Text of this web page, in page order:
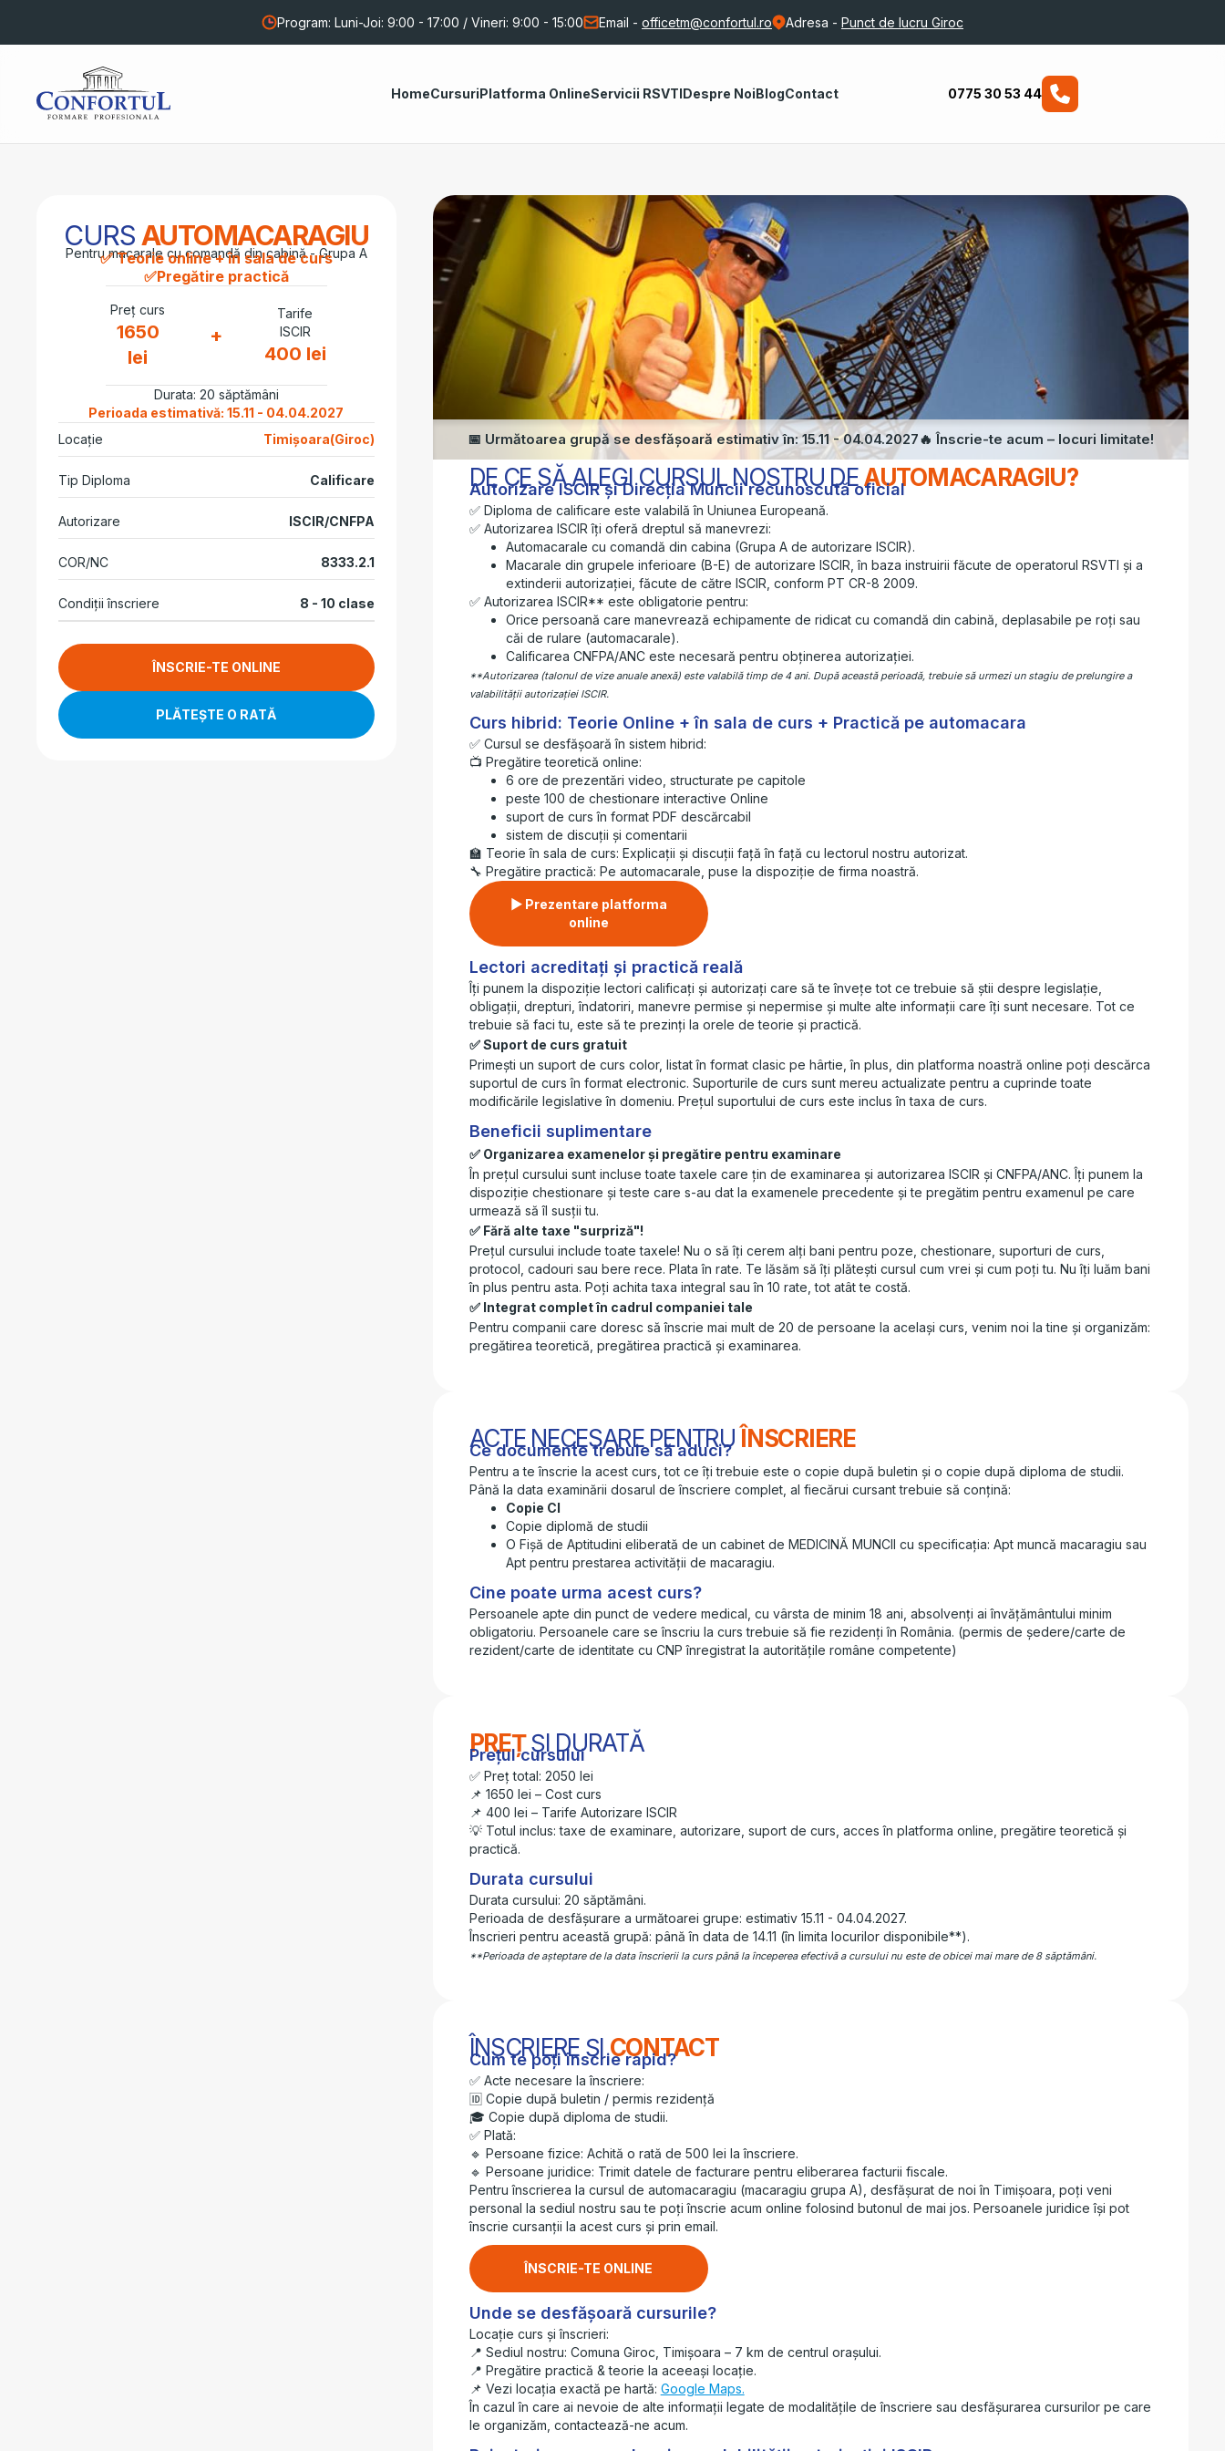
Program: Luni-Joi: 9:00 - 17:00 / Vineri: 9:00 - 15:00 Email - officetm@confortul.ro Adresa - Punct de lucru Giroc
HomeCursuriPlatforma OnlineServicii RSVTIDespre NoiBlogContact 0775 30 53 44
CURSAUTOMACARAGIU
Pentru macarale cu comandă din cabină - Grupa A
✅ Teorie online + în sala de curs
✅Pregătire practică
Preț curs
1650
lei
+
Tarife
ISCIR
400 lei
Durata: 20 săptămâni
Perioada estimativă: 15.11 - 04.04.2027
Locație
Timișoara(Giroc)
Tip Diploma Calificare
Autorizare ISCIR/CNFPA
COR/NC 8333.2.1
Condiții înscriere 8 - 10 clase
ÎNSCRIE-TE ONLINE
PLĂTEȘTE O RATĂ
📅 Următoarea grupă se desfășoară estimativ în: 15.11 - 04.04.2027🔥 Înscrie-te acum – locuri limitate!
DE CE SĂ ALEGI CURSUL NOSTRU DEAUTOMACARAGIU?
Autorizare ISCIR și Direcția Muncii recunoscută oficial
✅ Diploma de calificare este valabilă în Uniunea Europeană.
✅ Autorizarea ISCIR îți oferă dreptul să manevrezi:
Automacarale cu comandă din cabina (Grupa A de autorizare ISCIR).
Macarale din grupele inferioare (B-E) de autorizare ISCIR, în baza instruirii făcute de operatorul RSVTI și a
extinderii autorizației, făcute de către ISCIR, conform PT CR-8 2009.
✅ Autorizarea ISCIR** este obligatorie pentru:
Orice persoană care manevrează echipamente de ridicat cu comandă din cabină, deplasabile pe roți sau
căi de rulare (automacarale).
Calificarea CNFPA/ANC este necesară pentru obținerea autorizației.
**Autorizarea (talonul de vize anuale anexă) este valabilă timp de 4 ani. După această perioadă, trebuie să urmezi un stagiu de prelungire a
valabilității autorizației ISCIR.
Curs hibrid: Teorie Online + în sala de curs + Practică pe automacara
✅ Cursul se desfășoară în sistem hibrid:
📺 Pregătire teoretică online:
6 ore de prezentări video, structurate pe capitole
peste 100 de chestionare interactive Online
suport de curs în format PDF descărcabil
sistem de discuții și comentarii
🏫 Teorie în sala de curs: Explicații și discuții față în față cu lectorul nostru autorizat.
🔧 Pregătire practică: Pe automacarale, puse la dispoziție de firma noastră.
▶ Prezentare platforma
online
Lectori acreditați și practică reală
Îți punem la dispoziție lectori calificați și autorizați care să te învețe tot ce trebuie să știi despre legislație,
obligații, drepturi, îndatoriri, manevre permise și nepermise și multe alte informații care îți sunt necesare. Tot ce
trebuie să faci tu, este să te prezinți la orele de teorie și practică.
Suport de curs gratuit
Primești un suport de curs color, listat în format clasic pe hârtie, în plus, din platforma noastră online poți descărca
suportul de curs în format electronic. Suporturile de curs sunt mereu actualizate pentru a cuprinde toate
modificările legislative în domeniu. Prețul suportului de curs este inclus în taxa de curs.
Beneficii suplimentare
Organizarea examenelor și pregătire pentru examinare
În prețul cursului sunt incluse toate taxele care țin de examinarea și autorizarea ISCIR și CNFPA/ANC. Îți punem la
dispoziție chestionare și teste care s-au dat la examenele precedente și te pregătim pentru examenul pe care
urmează să îl susții tu.
Fără alte taxe "surpriză"!
Prețul cursului include toate taxele! Nu o să îți cerem alți bani pentru poze, chestionare, suporturi de curs,
protocol, cadouri sau bere rece. Plata în rate. Te lăsăm să îți plătești cursul cum vrei și cum poți tu. Nu îți luăm bani
în plus pentru asta. Poți achita taxa integral sau în 10 rate, tot atât te costă.
Integrat complet în cadrul companiei tale
Pentru companii care doresc să înscrie mai mult de 20 de persoane la același curs, venim noi la tine și organizăm:
pregătirea teoretică, pregătirea practică și examinarea.
ACTE NECESARE PENTRU ÎNSCRIERE
Ce documente trebuie să aduci?
Pentru a te înscrie la acest curs, tot ce îți trebuie este o copie după buletin și o copie după diploma de studii.
Până la data examinării dosarul de înscriere complet, al fiecărui cursant trebuie să conțină:
Copie CI
Copie diplomă de studii
O Fișă de Aptitudini eliberată de un cabinet de MEDICINĂ MUNCII cu specificația: Apt muncă macaragiu sau
Apt pentru prestarea activității de macaragiu.
Cine poate urma acest curs?
Persoanele apte din punct de vedere medical, cu vârsta de minim 18 ani, absolvenți ai învățământului minim
obligatoriu. Persoanele care se înscriu la curs trebuie să fie rezidenți în România. (permis de ședere/carte de
rezident/carte de identitate cu CNP înregistrat la autoritățile române competente)
PREȚȘI DURATĂ
Prețul cursului
✅ Preț total: 2050 lei
📌 1650 lei – Cost curs
📌 400 lei – Tarife Autorizare ISCIR
💡 Totul inclus: taxe de examinare, autorizare, suport de curs, acces în platforma online, pregătire teoretică și
practică.
Durata cursului
Durata cursului: 20 săptămâni.
Perioada de desfășurare a următoarei grupe: estimativ 15.11 - 04.04.2027.
Înscrieri pentru această grupă: până în data de 14.11 (în limita locurilor disponibile**).
**Perioada de așteptare de la data înscrierii la curs până la începerea efectivă a cursului nu este de obicei mai mare de 8 săptămâni.
ÎNSCRIERE ȘICONTACT
Cum te poți înscrie rapid?
✅ Acte necesare la înscriere:
🆔 Copie după buletin / permis rezidență
🎓 Copie după diploma de studii.
✅ Plată:
🔹 Persoane fizice: Achită o rată de 500 lei la înscriere.
🔹 Persoane juridice: Trimit datele de facturare pentru eliberarea facturii fiscale.
Pentru înscrierea la cursul de automacaragiu (macaragiu grupa A), desfășurat de noi în Timișoara, poți veni
personal la sediul nostru sau te poți înscrie acum online folosind butonul de mai jos. Persoanele juridice își pot
înscrie cursanții la acest curs și prin email.
ÎNSCRIE-TE ONLINE
Unde se desfășoară cursurile?
Locație curs și înscrieri:
📍 Sediul nostru: Comuna Giroc, Timișoara – 7 km de centrul orașului.
📍 Pregătire practică & teorie la aceeași locație.
📌 Vezi locația exactă pe hartă: Google Maps.
În cazul în care ai nevoie de alte informații legate de modalitățile de înscriere sau desfășurarea cursurilor pe care
le organizăm, contactează-ne acum.